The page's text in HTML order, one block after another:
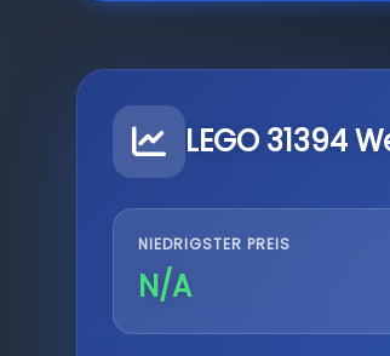
LEGO 31394
NIEDRIGSTER PREIS
N/A